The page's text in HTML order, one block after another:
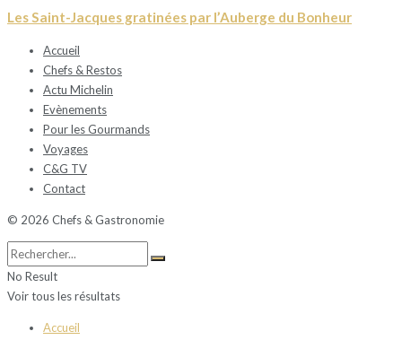
Les Saint-Jacques gratinées par l’Auberge du Bonheur
Accueil
Chefs & Restos
Actu Michelin
Evènements
Pour les Gourmands
Voyages
C&G TV
Contact
© 2026 Chefs & Gastronomie
No Result
Voir tous les résultats
Accueil